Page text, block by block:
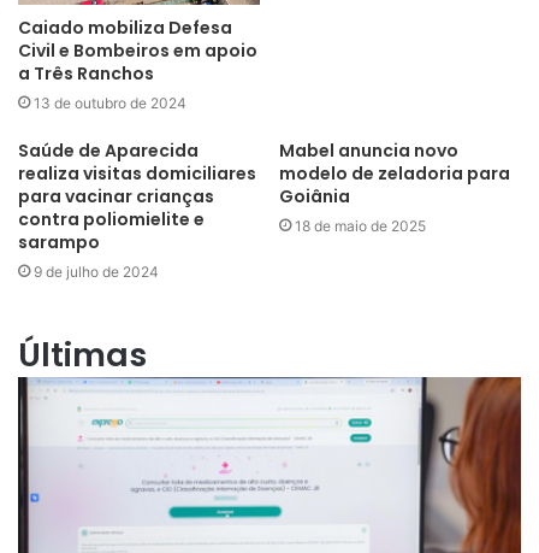
Caiado mobiliza Defesa
Civil e Bombeiros em apoio
a Três Ranchos
13 de outubro de 2024
Saúde de Aparecida
realiza visitas domiciliares
para vacinar crianças
contra poliomielite e
sarampo
9 de julho de 2024
Mabel anuncia novo
modelo de zeladoria para
Goiânia
18 de maio de 2025
Últimas